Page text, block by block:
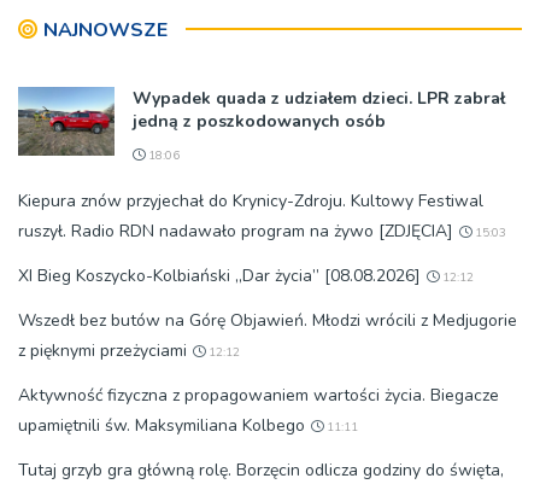
NAJNOWSZE
Wypadek quada z udziałem dzieci. LPR zabrał
jedną z poszkodowanych osób
18:06
Kiepura znów przyjechał do Krynicy-Zdroju. Kultowy Festiwal
ruszył. Radio RDN nadawało program na żywo [ZDJĘCIA]
15:03
XI Bieg Koszycko-Kolbiański „Dar życia” [08.08.2026] 12:12
Wszedł bez butów na Górę Objawień. Młodzi wrócili z Medjugorie
z pięknymi przeżyciami
12:12
Aktywność fizyczna z propagowaniem wartości życia. Biegacze
upamiętnili św. Maksymiliana Kolbego
11:11
Tutaj grzyb gra główną rolę. Borzęcin odlicza godziny do święta,